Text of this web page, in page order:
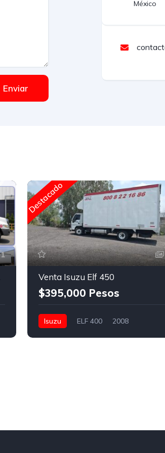
Enviar
México
1
Destacado
Venta Isuzu Elf 450
$395,000 Pesos
Isuzu ELF 400
2008